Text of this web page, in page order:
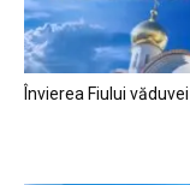
Învierea Fiului